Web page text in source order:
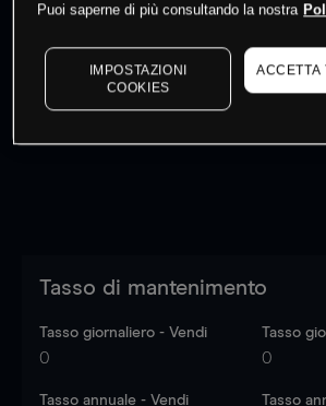
I prezzi sono solo indicativi. Accediper
dati di mercato
to see latest
Tasso di mantenimento
Tasso giornaliero - Vendi
0
Tasso
0
Tasso annuale - Vendi Tasso
Puoi saperne di più consultando la nostra
IMPOSTAZIONI
COOKIES
ACCETTA